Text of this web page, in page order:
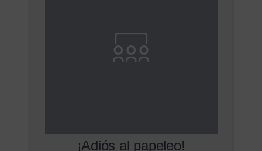
¡Adiós al papeleo!